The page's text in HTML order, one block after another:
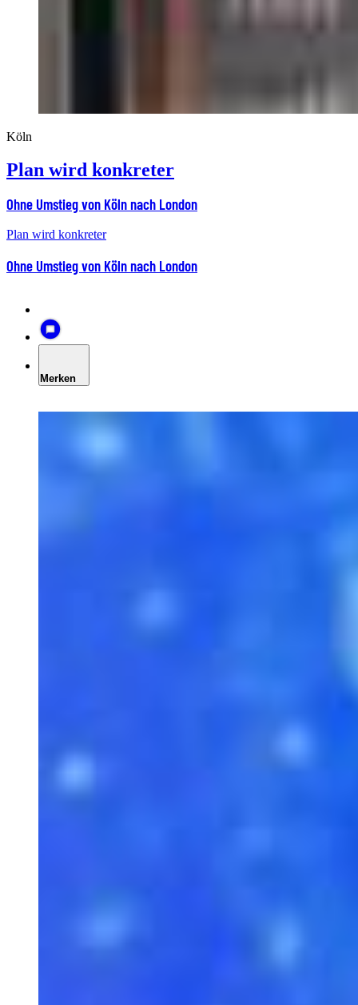
Köln
Plan wird konkreter
Ohne Umstieg von Köln nach London
Plan wird konkreter
Ohne Umstieg von Köln nach London
Merken